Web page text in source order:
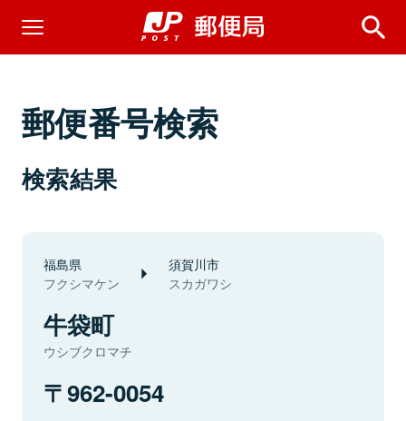
郵便番号検索
検索結果
福島県
フクシマケン
須賀川市
スカガワシ
牛袋町
ウシブクロマチ
962-0054